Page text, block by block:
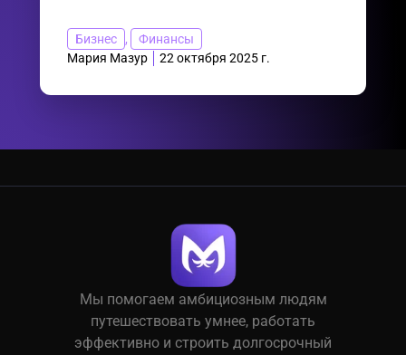
Бизнес ,
Финансы
Мария Мазур
22 октября 2025 г.
Мы помогаем амбициозным людям
путешествовать умнее, работать
эффективно и строить долгосрочный